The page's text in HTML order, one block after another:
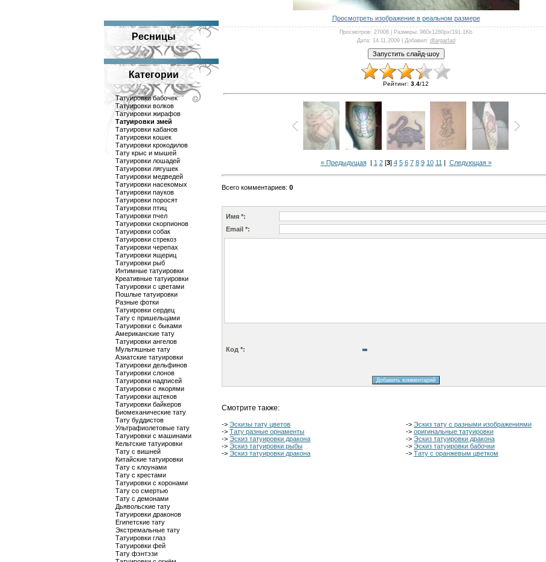
Ресницы
Категории
Татуировки бабочек
Татуировки волков
Татуировки жирафов
Татуировки змей
Татуировки кабанов
Татуировки кошек
Татуировки крокодилов
Тату крыс и мышей
Татуировки лошадей
Татуировки лягушек
Татуировки медведей
Татуировки насекомых
Татуировки пауков
Татуировки поросят
Татуировки птиц
Татуировки пчел
Татуировки скорпионов
Татуировки собак
Татуировки стрекоз
Татуировки черепах
Татуировки ящериц
Татуировки рыб
Интимные татуировки
Креативные татуировки
Татуировки с цветами
Пошлые татуировки
Разные фотки
Татуировки сердец
Тату с пришельцами
Татуировки с быками
Американские тату
Татуировки ангелов
Мультяшные тату
Азиатские татуировки
Татуировки дельфинов
Татуировки слонов
Татуировки надписей
Татуировки с якорями
Татуировки ацтеков
Татуировки байкеров
Биомеханические тату
Тату буддистов
Ультрафиолетовые тату
Татуировки с машинами
Кельтские татуировки
Тату с вишней
Китайские татуировки
Тату с клоунами
Тату с крестами
Татуировки с коронами
Тату со смертью
Тату с демонами
Дьявольские тату
Татуировки драконов
Египетские тату
Экстремальные тату
Татуировки глаз
Татуировки фей
Тату фэнтэзи
Просмотреть изображение в реальном размере
Просмотров: 27006 | Размеры: 960x1280px/191.1Kb
Дата: 14.11.2009 | Добавил: dfargarfad
Рейтинг: 3.4/12
« Предыдущая| 1 2[3] 4 5 6 7 8 9 10 11 | Следующая »
Всего комментариев: 0
Имя *:
Email *:
Код *:
Смотрите также:
-> Эскизы тату цветов -> Эскиз тату с разными изображениями
-> Тату разные орнаменты -> оригинальные татуировки
-> Эскиз татуировки дракона -> Эскиз татуировки дракона
-> Эскиз татуировки рыбы -> Эскиз татуировки бабочки
-> Эскиз татуировки дракона -> Тату с оранжевым цветком